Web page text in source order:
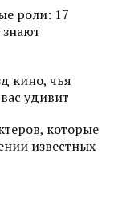
роли: 17
кино, чья
удивит
которые
известных